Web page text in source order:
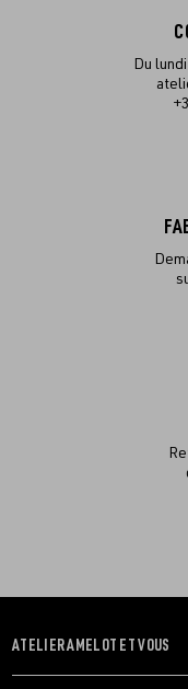
Du
OUVRIR
LE
ATELIER AMELOT ET VOUS